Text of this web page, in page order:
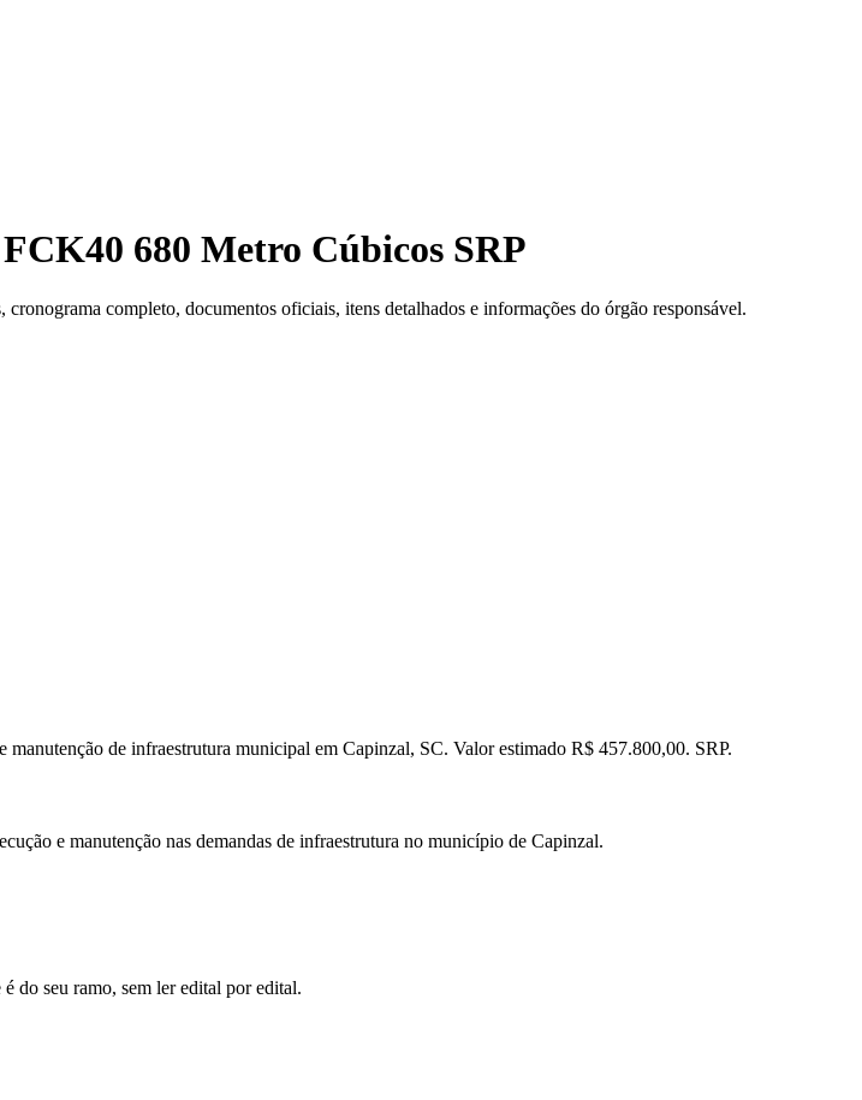
680 Metro Cúbicos SRP
completo, documentos oficiais, itens detalhados e informações do órgão responsável.
de infraestrutura municipal em Capinzal, SC. Valor estimado R$ 457.800,00. SRP.
e manutenção nas demandas de infraestrutura no município de Capinzal.
do seu ramo, sem ler edital por edital.